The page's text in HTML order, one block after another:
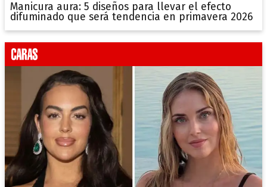
Manicura aura: 5 diseños para llevar el efecto
difuminado que será tendencia en primavera 2026